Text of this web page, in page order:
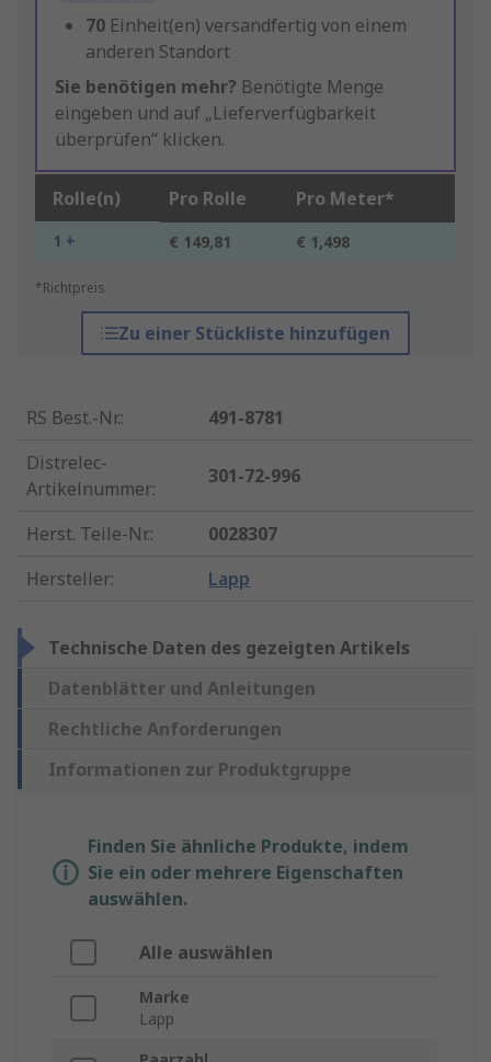
70 Einheit(en) versandfertig von einem
anderen Standort
Sie benötigen mehr? Benötigte Menge
eingeben und auf „Lieferverfügbarkeit
überprüfen“ klicken.
Rolle(n) Pro Rolle Pro Meter*
1 + € 149,81 € 1,498
*Richtpreis
Zu einer Stückliste hinzufügen
RS Best.-Nr.:
491-8781
Distrelec-
Artikelnummer:
301-72-996
Herst. Teile-Nr.:
0028307
Hersteller: Lapp
Technische Daten des gezeigten Artikels
Datenblätter und Anleitungen
Rechtliche Anforderungen
Informationen zur Produktgruppe
Finden Sie ähnliche Produkte, indem
Sie ein oder mehrere Eigenschaften
auswählen.
Alle auswählen
Marke
Lapp